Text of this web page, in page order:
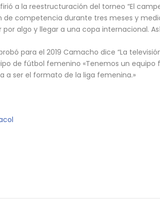
a la reestructuración del torneo “El
de competencia durante tres meses y
algo y llegar a una copa internacional.
para el 2019 Camacho dice “La
de fútbol femenino «Tenemos un
a ser el formato de la liga femenina.»